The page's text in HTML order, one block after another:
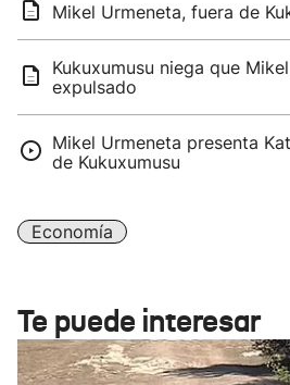
Mikel Urmeneta, fuera de
Kukuxumusu niega que
expulsado
Mikel Urmeneta presenta
de Kukuxumusu
Economía
Te puede interesar